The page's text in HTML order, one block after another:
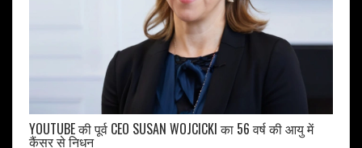
YOUTUBE की पूर्व CEO SUSAN WOJCICKI का 56 वर्ष की आयु में
कैंसर से निधन